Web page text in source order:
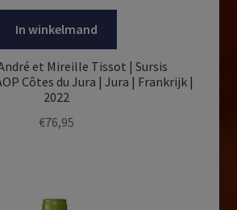
In winkelmand
et Mireille Tissot | Sursis
Côtes du Jura | Jura | Frankrijk |
2022
€76,95